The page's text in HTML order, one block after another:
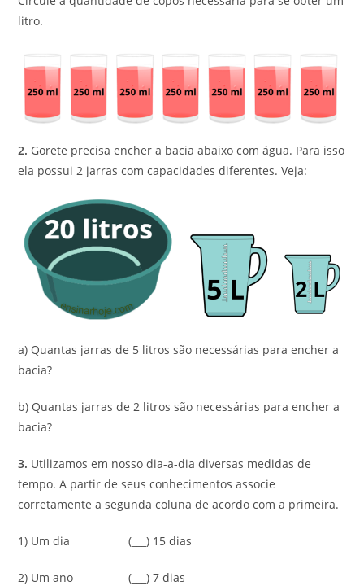
litro.
2. Gorete precisa encher a bacia abaixo com água. Para isso
ela possui 2 jarras com capacidades diferentes. Veja:
a) Quantas jarras de 5 litros são necessárias para encher a
bacia?
b) Quantas jarras de 2 litros são necessárias para encher a
bacia?
3. Utilizamos em nosso dia-a-dia diversas medidas de
tempo. A partir de seus conhecimentos associe
corretamente a segunda coluna de acordo com a primeira.
1) Um dia (___) 15 dias
2) Um ano (___) 7 dias